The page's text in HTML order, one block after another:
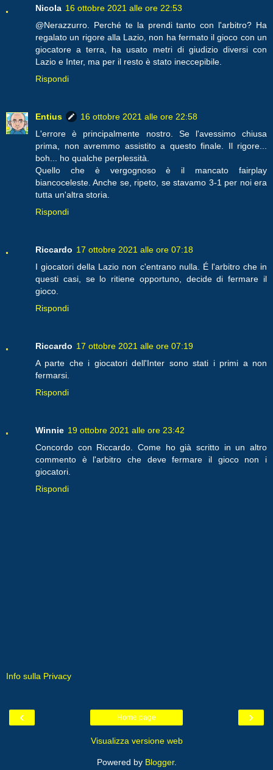
Nicola 16 ottobre 2021 alle ore 22:53
@Nerazzurro. Perché te la prendi tanto con l'arbitro? Ha
regalato un rigore alla Lazio, non ha fermato il gioco con un
giocatore a terra, ha usato metri di giudizio diversi con
Lazio e Inter, ma per il resto è stato ineccepibile.
Rispondi
Entius
16 ottobre 2021 alle ore 22:58
L'errore è principalmente nostro. Se l'avessimo chiusa
prima, non avremmo assistito a questo finale. Il rigore...
boh... ho qualche perplessità.
Quello che è vergognoso è il mancato fairplay
biancoceleste. Anche se, ripeto, se stavamo 3-1 per noi era
tutta un'altra storia.
Rispondi
Riccardo 17 ottobre 2021 alle ore 07:18
I giocatori della Lazio non c'entrano nulla. É l'arbitro che in
questi casi, se lo ritiene opportuno, decide di fermare il
gioco.
Rispondi
Riccardo 17 ottobre 2021 alle ore 07:19
A parte che i giocatori dell'Inter sono stati i primi a non
fermarsi.
Rispondi
Winnie 19 ottobre 2021 alle ore 23:42
Concordo con Riccardo. Come ho già scritto in un altro
commento è l'arbitro che deve fermare il gioco non i
giocatori.
Rispondi
Info sulla Privacy
‹ ›
Home page
Visualizza versione web
Powered by Blogger.